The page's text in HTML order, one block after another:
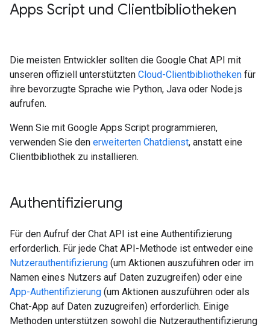
Apps Script und Clientbibliotheken
Die meisten Entwickler sollten die Google Chat API mit
unseren offiziell unterstützten Cloud-Clientbibliotheken für
ihre bevorzugte Sprache wie Python, Java oder Node.js
aufrufen.
Wenn Sie mit Google Apps Script programmieren,
verwenden Sie den erweiterten Chatdienst, anstatt eine
Clientbibliothek zu installieren.
Authentifizierung
Für den Aufruf der Chat API ist eine Authentifizierung
erforderlich. Für jede Chat API-Methode ist entweder eine
Nutzerauthentifizierung (um Aktionen auszuführen oder im
Namen eines Nutzers auf Daten zuzugreifen) oder eine
App-Authentifizierung (um Aktionen auszuführen oder als
Chat-App auf Daten zuzugreifen) erforderlich. Einige
Methoden unterstützen sowohl die Nutzerauthentifizierung